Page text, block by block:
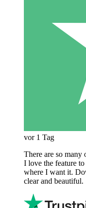
vor 1 Tag
There are so many
I love the feature
where I want it.
clear and beautiful.